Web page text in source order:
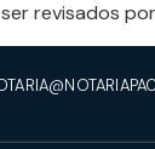
revisados